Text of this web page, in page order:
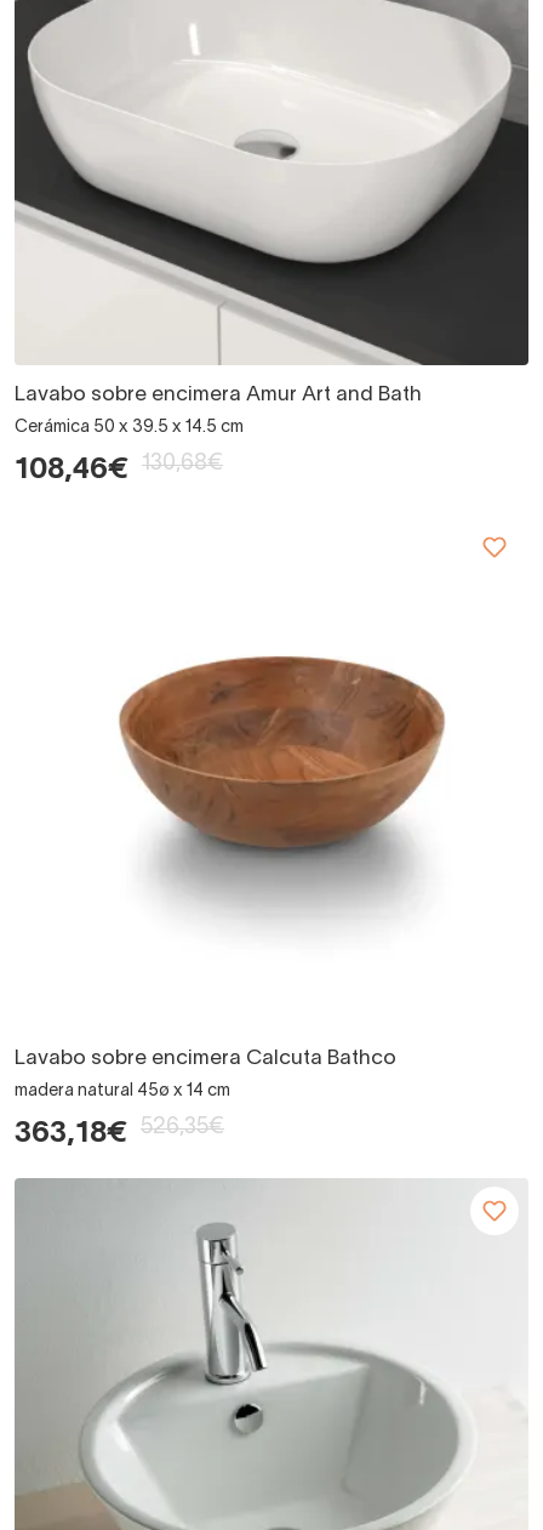
Lavabo sobre encimera Amur Art and Bath
Cerámica 50 x 39.5 x 14.5 cm
108,46€ 130,68€
Lavabo sobre encimera Calcuta Bathco
madera natural 45ø x 14 cm
363,18€ 526,35€